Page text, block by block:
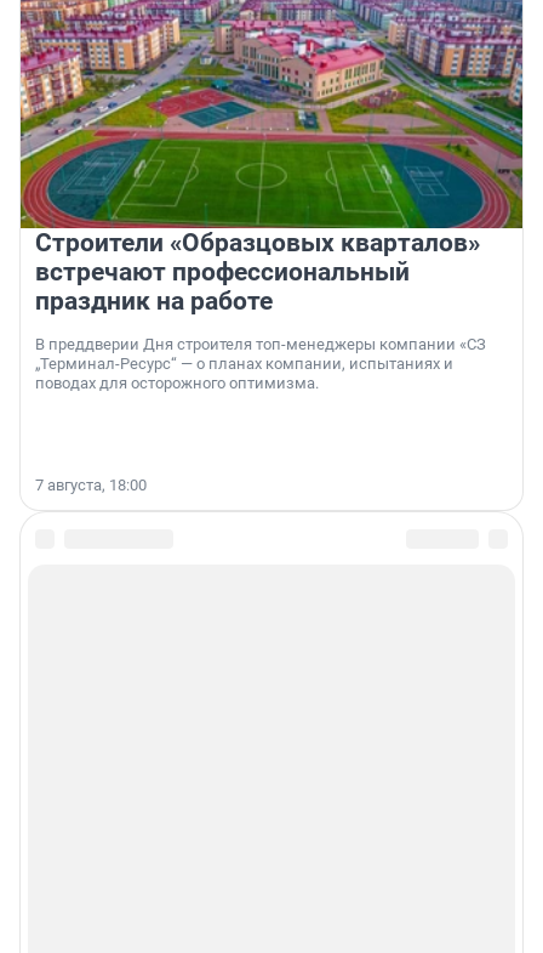
Строители «Образцовых кварталов»
встречают профессиональный
праздник на работе
В преддверии Дня строителя топ-менеджеры компании «СЗ
„Терминал-Ресурс“ — о планах компании, испытаниях и
поводах для осторожного оптимизма.
7 августа, 18:00